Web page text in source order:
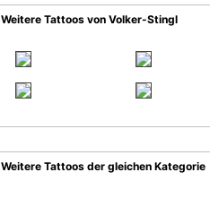
Weitere Tattoos von Volker-Stingl
Weitere Tattoos der gleichen Kategorie